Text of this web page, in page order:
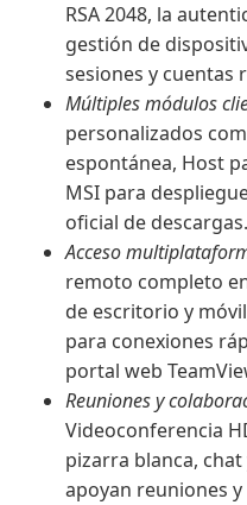
RSA 2048, la
gestión de
sesiones y cuentas
Múltiples módulos
personalizados
espontánea, Host
MSI para
oficial de descargas.
Acceso
remoto completo
de escritorio y
para conexiones
portal web
Reuniones y
Videoconferencia
pizarra blanca,
apoyan reuniones